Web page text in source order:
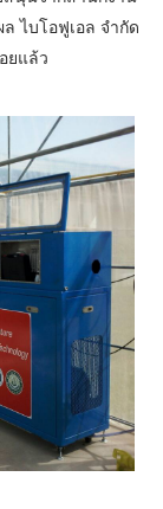
ไบโอฟูเอล จำกัด
ยแล้ว